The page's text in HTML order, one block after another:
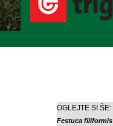
OGLEJTE SI ŠE:
Festuca filiformis